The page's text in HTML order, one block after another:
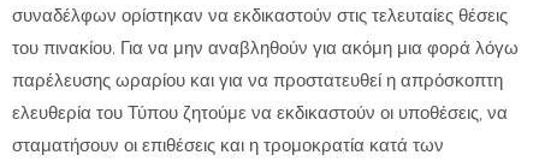
συναδέλφων ορίστηκαν να εκδικαστούν στις τελευταίες θέσεις
του πινακίου. Για να μην αναβληθούν για ακόμη μια φορά λόγω
παρέλευσης ωραρίου και για να προστατευθεί η απρόσκοπτη
ελευθερία του Τύπου ζητούμε να εκδικαστούν οι υποθέσεις, να
σταματήσουν οι επιθέσεις και η τρομοκρατία κατά των